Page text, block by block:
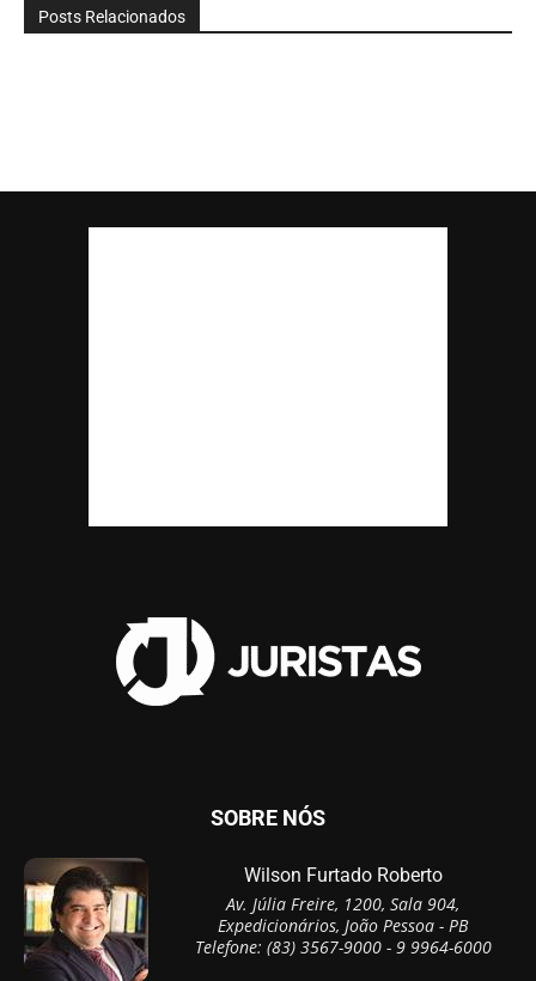
Posts Relacionados
SOBRE NÓS
Wilson Furtado Roberto
Av. Júlia Freire, 1200, Sala 904,
Expedicionários, João Pessoa - PB
Telefone: (83) 3567-9000 - 9 9964-6000